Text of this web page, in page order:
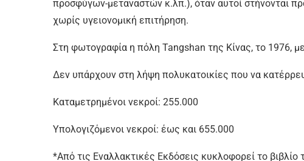
προσφύγων-μεταναστών κ.λπ.), όταν αυτοί στήνονται
χωρίς υγειονομική επιτήρηση.
Στη φωτογραφία η πόλη Tangshan της Κίνας, το 1976,
Δεν υπάρχουν στη λήψη πολυκατοικίες που να
Καταμετρημένοι νεκροί: 255.000
Υπολογιζόμενοι νεκροί: έως και 655.000
*Από τις Εναλλακτικές Εκδόσεις κυκλοφορεί το βιβλίο